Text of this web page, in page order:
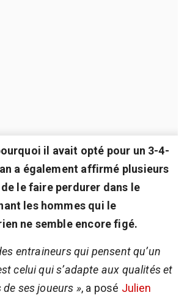
il avait opté pour un 3-4-
a également affirmé plusieurs
le faire perdurer dans le
les hommes qui le
ne semble encore figé.
entraineurs qui pensent qu’un
celui qui s’adapte aux qualités et
ses joueurs », a posé Julien